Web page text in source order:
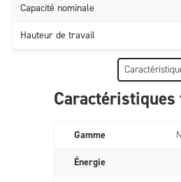
Capacité nominale
Hauteur de travail
Caractéristiques
Gamme
Énergie